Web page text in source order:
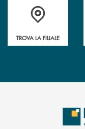
Accedi all' elenco
TROVA LA FILIALE